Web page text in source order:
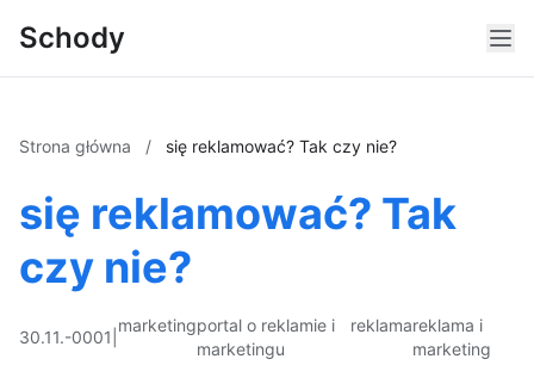
Schody
Strona główna / się reklamować? Tak czy nie?
się reklamować? Tak
czy nie?
30.11.-0001
marketingportal o reklamie i
marketingu
reklamareklama i
marketing